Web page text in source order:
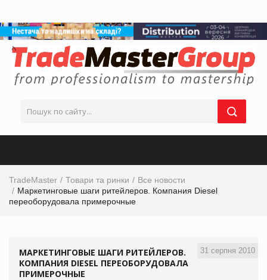
TradeMaster Товари та ринки
Все новости
Маркетинговые шаги ритейлеров. Компания Diesel
переоборудовала примерочные
31 серпня 2010
МАРКЕТИНГОВЫЕ ШАГИ РИТЕЙЛЕРОВ.
КОМПАНИЯ DIESEL ПЕРЕОБОРУДОВАЛА
ПРИМЕРОЧНЫЕ